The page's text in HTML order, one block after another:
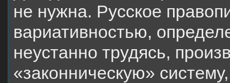
не нужна. Русское
вариативностью,
неустанно трудясь,
«законническую»